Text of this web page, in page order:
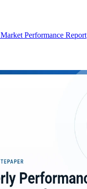
Performance Report